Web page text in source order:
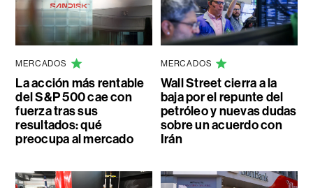
MERCADOS
La acción más rentable
del S&P 500 cae con
fuerza tras sus
resultados: qué
preocupa al mercado
MERCADOS
Wall Street cierra a la
baja por el repunte del
petróleo y nuevas dudas
sobre un acuerdo con
Irán